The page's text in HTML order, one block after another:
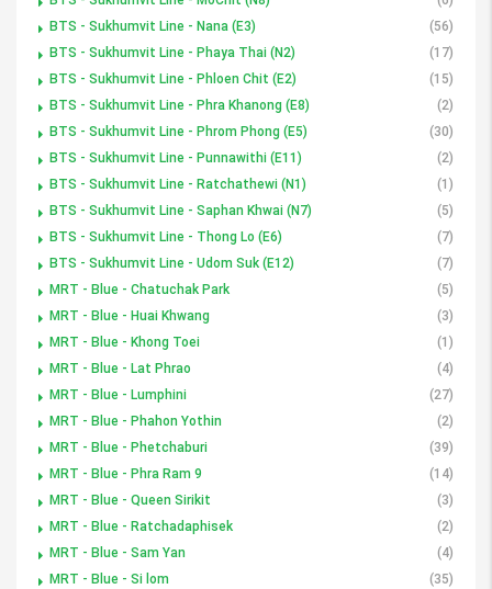
BTS - Sukhumvit Line - Nana (E3)
(56)
BTS - Sukhumvit Line - Phaya Thai (N2)
(17)
BTS - Sukhumvit Line - Phloen Chit (E2)
(15)
BTS - Sukhumvit Line - Phra Khanong (E8)
(2)
BTS - Sukhumvit Line - Phrom Phong (E5)
(30)
BTS - Sukhumvit Line - Punnawithi (E11)
(2)
BTS - Sukhumvit Line - Ratchathewi (N1)
(1)
BTS - Sukhumvit Line - Saphan Khwai (N7)
(5)
BTS - Sukhumvit Line - Thong Lo (E6)
(7)
BTS - Sukhumvit Line - Udom Suk (E12)
(7)
MRT - Blue - Chatuchak Park
(5)
MRT - Blue - Huai Khwang
(3)
MRT - Blue - Khong Toei
(1)
MRT - Blue - Lat Phrao
(4)
MRT - Blue - Lumphini
(27)
MRT - Blue - Phahon Yothin
(2)
MRT - Blue - Phetchaburi
(39)
MRT - Blue - Phra Ram 9
(14)
MRT - Blue - Queen Sirikit
(3)
MRT - Blue - Ratchadaphisek
(2)
MRT - Blue - Sam Yan
(4)
MRT - Blue - Si lom
(35)